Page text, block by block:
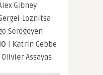
Gibney
Loznitsa
Sorogoyen
| Katrin Gebbe
Olivier Assayas